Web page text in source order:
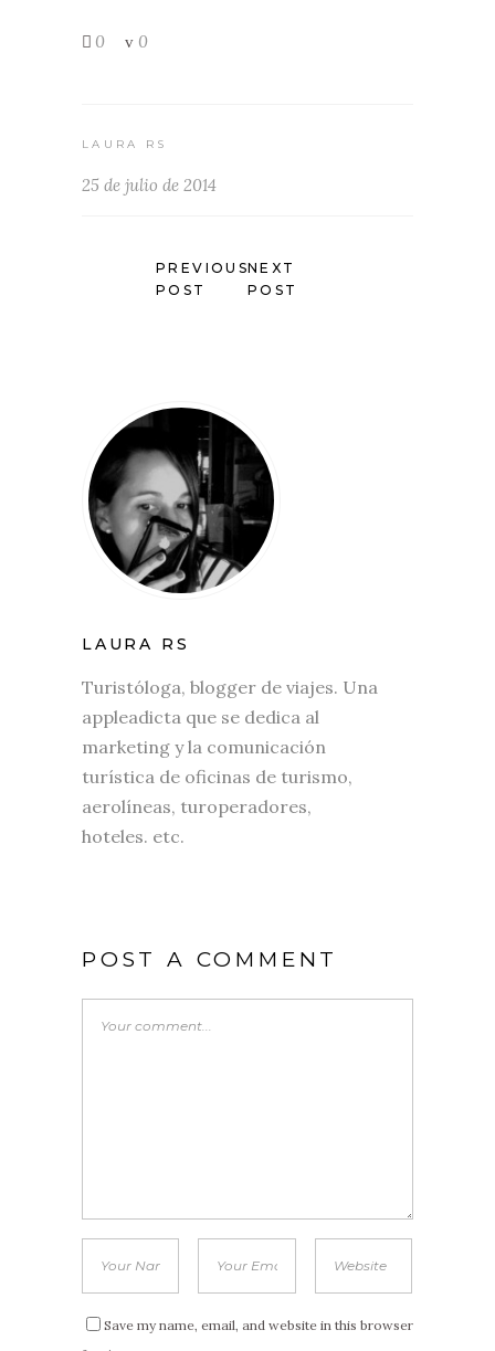
0 0
LAURA RS
25 de julio de 2014
PREVIOUS
POST
NEXT
POST
LAURA RS
Turistóloga, blogger de viajes. Una
appleadicta que se dedica al
marketing y la comunicación
turística de oficinas de turismo,
aerolíneas, turoperadores,
hoteles. etc.
POST A COMMENT
Save my name, email, and website in this browser